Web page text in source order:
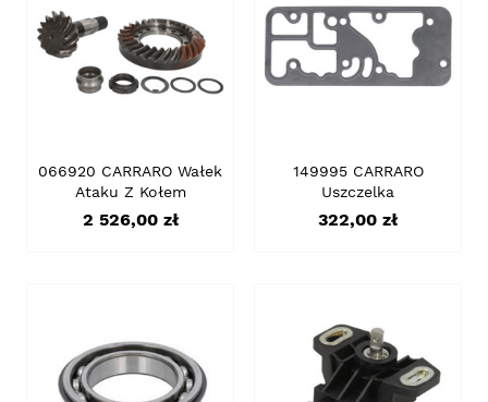
066920 CARRARO Wałek
Ataku Z Kołem
Cena
2 526,00 zł
149995 CARRARO
Uszczelka
Cena
322,00 zł